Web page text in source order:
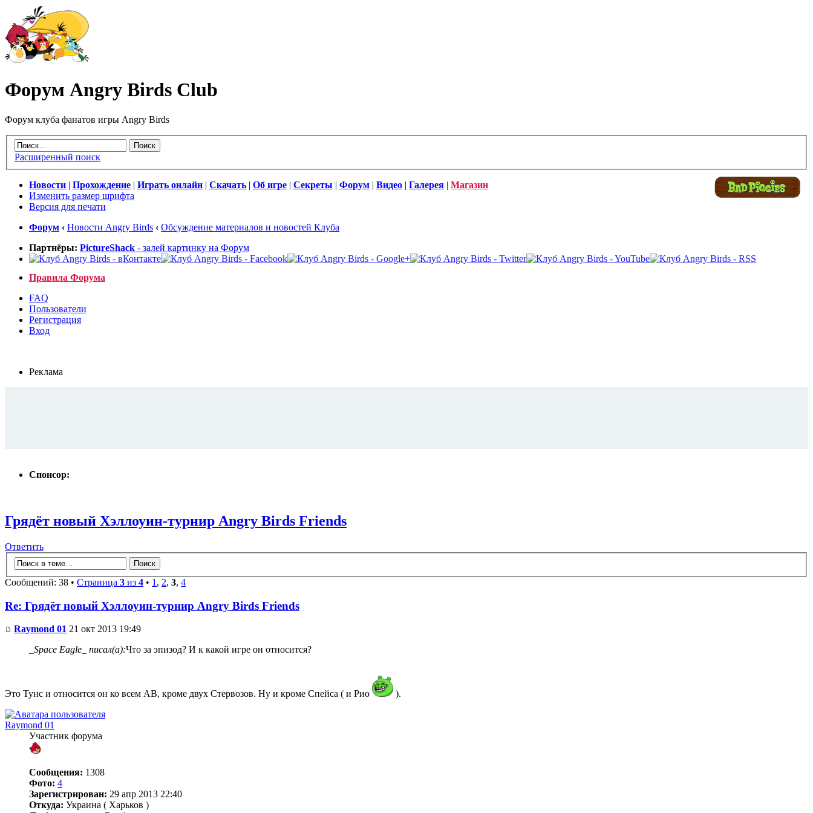
Форум Angry Birds Club
Форум клуба фанатов игры Angry Birds
Расширенный поиск
Новости Прохождение Играть онлайн Скачать Об игре Секреты Форум Видео Галерея
Магазин
Изменить размер шрифта
Версия для печати
Форум ‹ Новости Angry Birds ‹ Обсуждение материалов и новостей Клуба
Партнёры: PictureShack - залей картинку на Форум
Правила Форума
FAQ
Пользователи
Регистрация
Вход
Реклама
Спонсор:
Грядёт новый Хэллоуин-турнир Angry Birds Friends
Ответить
Сообщений: 38 • Страница 3 из 4 • 1 , 2, 3, 4
Re: Грядёт новый Хэллоуин-турнир Angry Birds Friends
Raymond 01 21 окт 2013 19:49
_Space Eagle_ писал(а):Что за эпизод? И к какой игре он относится?
Это Тунс и относится он ко всем АВ, кроме двух Стервозов. Ну и кроме Спейса ( и Рио ).
Raymond 01
Участник форума
Сообщения: 1308
Фото: 4
Зарегистрирован: 29 апр 2013 22:40
Откуда: Украина ( Харьков )